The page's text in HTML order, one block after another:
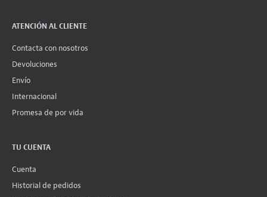
ATENCIÓN AL CLIENTE
Contacta con nosotros
Devoluciones
Envío
Internacional
Promesa de por vida
TU CUENTA
Cuenta
Historial de pedidos